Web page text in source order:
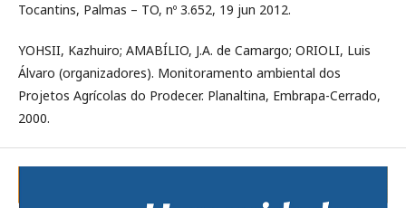
Tocantins, Palmas – TO, nº 3.652, 19 jun 2012.
YOHSII, Kazhuiro; AMABÍLIO, J.A. de Camargo; ORIOLI, Luis
Álvaro (organizadores). Monitoramento ambiental dos
Projetos Agrícolas do Prodecer. Planaltina, Embrapa-Cerrado,
2000.